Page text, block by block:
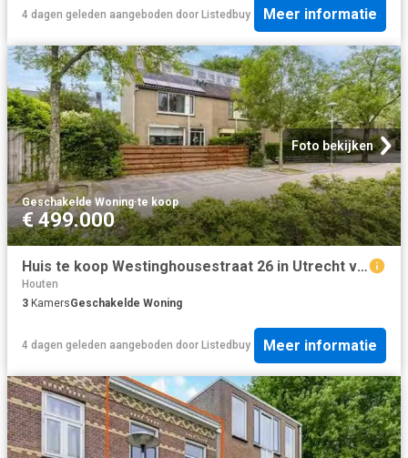
4 dagen geleden aangeboden door Listedbuy Meer informatie
Foto bekijken
Geschakelde Woning·te koop
€ 499.000
Huis te koop Westinghousestraat 26 in Utrecht voor € 499.000
Houten
3 KamersGeschakelde Woning
4 dagen geleden aangeboden door Listedbuy Meer informatie